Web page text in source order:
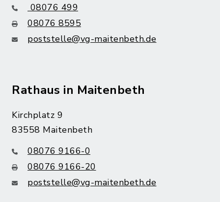
08076 499
08076 8595
poststelle@vg-maitenbeth.de
Rathaus in Maitenbeth
Kirchplatz 9
83558 Maitenbeth
08076 9166-0
08076 9166-20
poststelle@vg-maitenbeth.de